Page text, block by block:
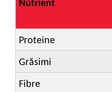
Nutrient
Proteine
Grăsimi
Fibre